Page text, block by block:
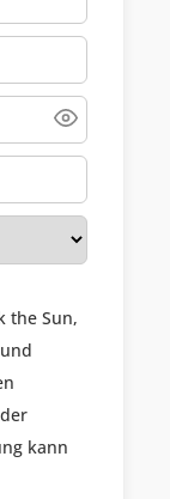
the Sun,
kann